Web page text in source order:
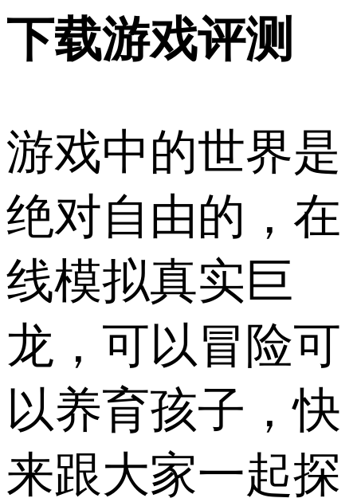
下载游戏评测
游戏中的世界是
绝对自由的，在
线模拟真实巨
龙，可以冒险可
以养育孩子，快
来跟大家一起探